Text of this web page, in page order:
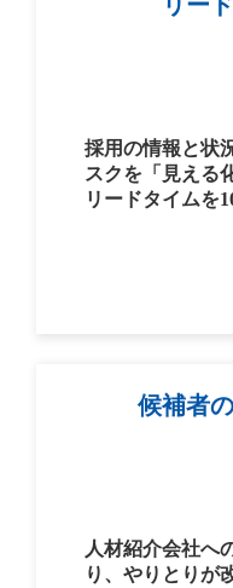
採用の情報と状
スクを「見える
リードタイムを
候補者
人材紹介会社へ
り、やりとりが